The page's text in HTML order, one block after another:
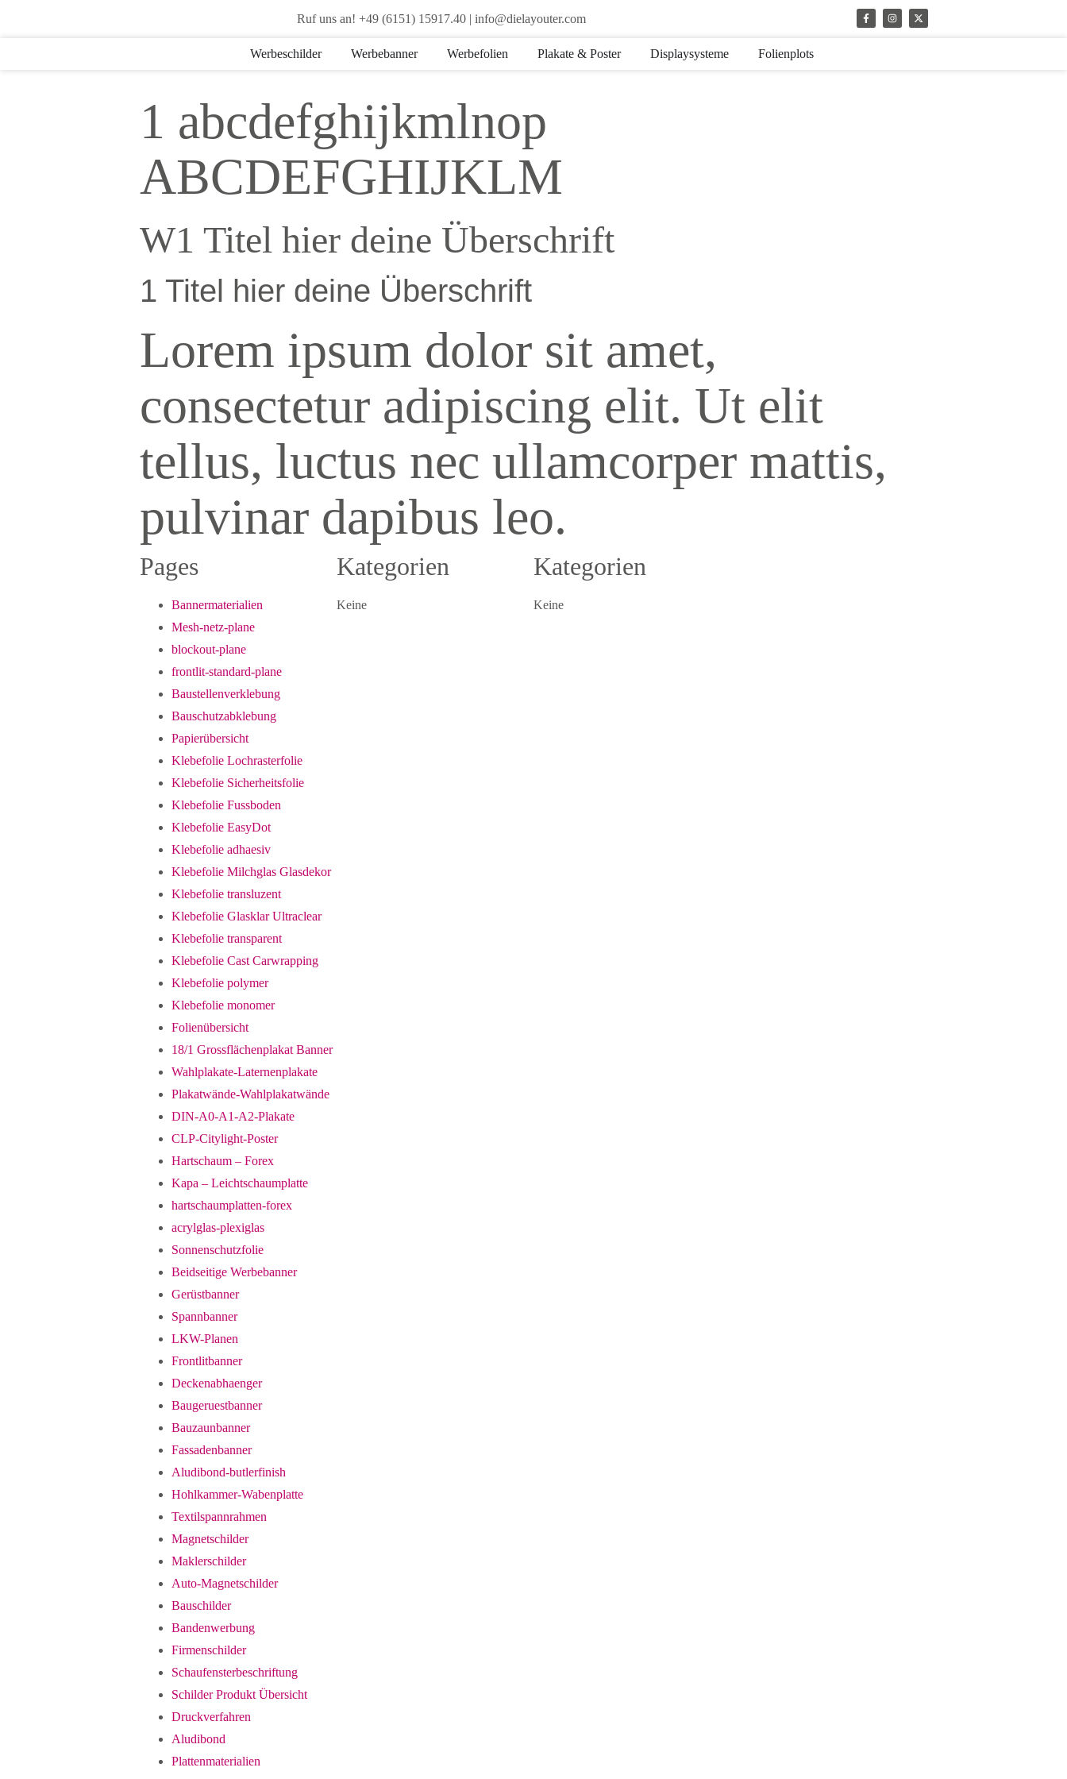
Ruf uns an! +49 (6151) 15917.40 | info@dielayouter.com
Werbeschilder Werbebanner Werbefolien Plakate & Poster Displaysysteme Folienplots
1 abcdefghijkmlnop
ABCDEFGHIJKLM
W1 Titel hier deine Überschrift
1 Titel hier deine Überschrift
Lorem ipsum dolor sit amet,
consectetur adipiscing elit. Ut elit
tellus, luctus nec ullamcorper mattis,
pulvinar dapibus leo.
Pages
Bannermaterialien
Mesh-netz-plane
blockout-plane
frontlit-standard-plane
Baustellenverklebung
Bauschutzabklebung
Papierübersicht
Klebefolie Lochrasterfolie
Klebefolie Sicherheitsfolie
Klebefolie Fussboden
Klebefolie EasyDot
Klebefolie adhaesiv
Klebefolie Milchglas Glasdekor
Klebefolie transluzent
Klebefolie Glasklar Ultraclear
Klebefolie transparent
Klebefolie Cast Carwrapping
Klebefolie polymer
Klebefolie monomer
Folienübersicht
18/1 Grossflächenplakat Banner
Wahlplakate-Laternenplakate
Plakatwände-Wahlplakatwände
DIN-A0-A1-A2-Plakate
CLP-Citylight-Poster
Hartschaum – Forex
Kapa – Leichtschaumplatte
hartschaumplatten-forex
acrylglas-plexiglas
Sonnenschutzfolie
Beidseitige Werbebanner
Gerüstbanner
Spannbanner
LKW-Planen
Frontlitbanner
Deckenabhaenger
Baugeruestbanner
Bauzaunbanner
Fassadenbanner
Aludibond-butlerfinish
Hohlkammer-Wabenplatte
Textilspannrahmen
Magnetschilder
Maklerschilder
Auto-Magnetschilder
Bauschilder
Bandenwerbung
Firmenschilder
Schaufensterbeschriftung
Schilder Produkt Übersicht
Druckverfahren
Aludibond
Plattenmaterialien
Kategorien
Keine
Kategorien
Keine